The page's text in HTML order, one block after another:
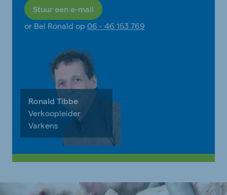
Stuur een e-mail
or Bel Ronald op 06 - 46 153 769
Ronald Tibbe
Verkoopleider
Varkens